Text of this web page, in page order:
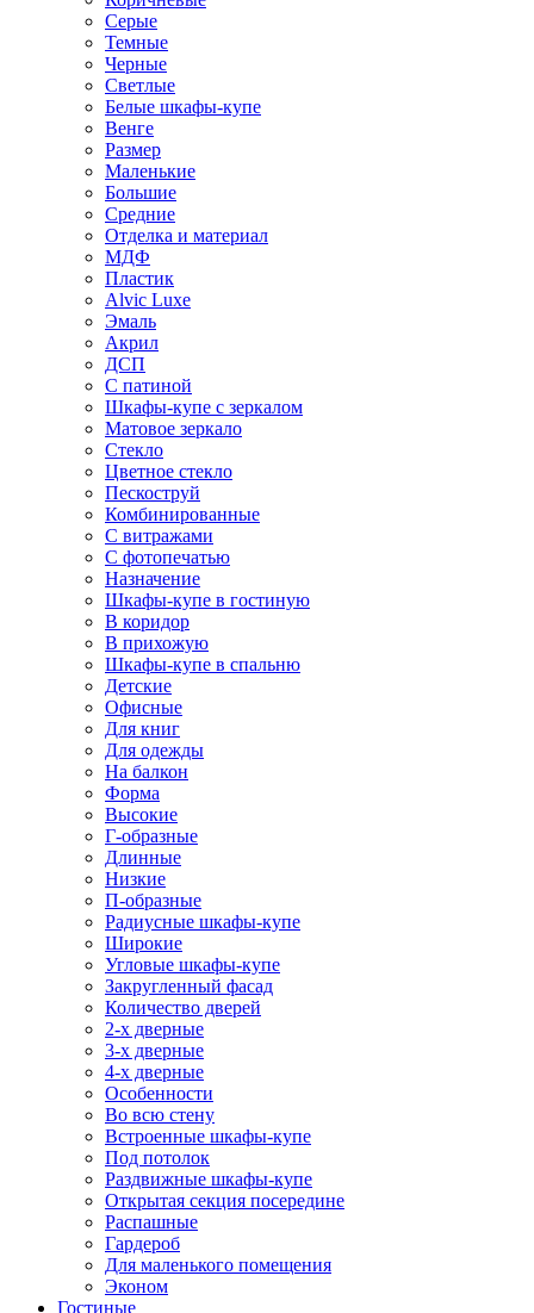
Серые
Темные
Черные
Светлые
Белые шкафы-купе
Венге
Размер
Маленькие
Большие
Средние
Отделка и материал
МДФ
Пластик
Alvic Luxe
Эмаль
Акрил
ДСП
С патиной
Шкафы-купе с зеркалом
Матовое зеркало
Стекло
Цветное стекло
Пескоструй
Комбинированные
С витражами
С фотопечатью
Назначение
Шкафы-купе в гостиную
В коридор
В прихожую
Шкафы-купе в спальню
Детские
Офисные
Для книг
Для одежды
На балкон
Форма
Высокие
Г-образные
Длинные
Низкие
П-образные
Радиусные шкафы-купе
Широкие
Угловые шкафы-купе
Закругленный фасад
Количество дверей
2-х дверные
3-х дверные
4-х дверные
Особенности
Во всю стену
Встроенные шкафы-купе
Под потолок
Раздвижные шкафы-купе
Открытая секция посередине
Распашные
Гардероб
Для маленького помещения
Эконом
Гостиные